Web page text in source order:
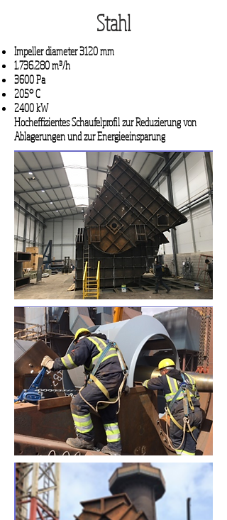
Stahl
Impeller diameter 3120 mm
1.736.280m³/h
3600 Pa
205° C
2400kW
Hocheffizientes Schaufelprofil zur Reduzierung von
Ablagerungen und zur Energieeinsparung